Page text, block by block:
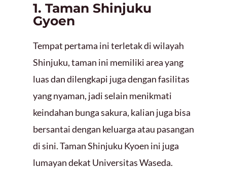
1. Taman Shinjuku
Gyoen
Tempat pertama ini terletak di wilayah
Shinjuku, taman ini memiliki area yang
luas dan dilengkapi juga dengan fasilitas
yang nyaman, jadi selain menikmati
keindahan bunga sakura, kalian juga bisa
bersantai dengan keluarga atau pasangan
di sini. Taman Shinjuku Kyoen ini juga
lumayan dekat Universitas Waseda.